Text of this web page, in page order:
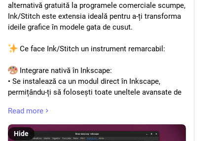
alternativă gratuită la programele comerciale scumpe,
Ink/Stitch este extensia ideală pentru a-ți transforma
ideile grafice în modele gata de cusut.
Ce face Ink/Stitch un instrument remarcabil:
Integrare nativă în Inkscape:
• Se instalează ca un modul direct în Inkscape,
permițându-ți să folosești toate uneltele avansate de
broderie.
Personalizare completă a împunsăturilor:
Read more
Hide